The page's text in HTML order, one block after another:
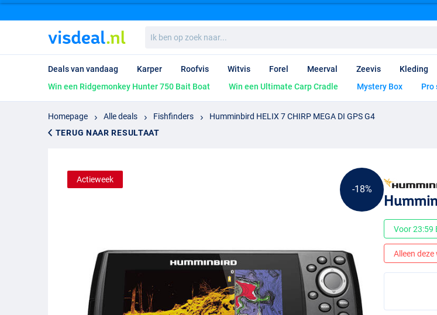
ben
op
naar...
Deals van vandaag Karper Roofvis Witvis Forel Meerval Zeevis Kleding
Win een Ridgemonkey Hunter 750 Bait Boat
Win een Ultimate Carp Cradle Mystery Box Pro
Homepage Alle deals Fishfinders
Humminbird HELIX 7 CHIRP MEGA DI GPS G4
TERUG NAAR RESULTAAT
-18%
Actieweek
Voor 23:59
Alleen